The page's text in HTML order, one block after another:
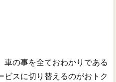
の事を全ておわかりである
ビスに切り替えるのがおトク